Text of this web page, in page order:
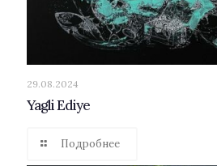
29.08.2024
Yagli Ediye
Подробнее